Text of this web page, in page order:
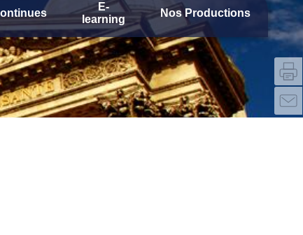
E-
learning
Nos Productions